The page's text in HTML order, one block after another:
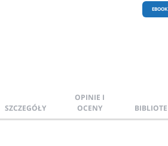
EBOOK
SZCZEGÓŁY
OPINIE I
OCENY